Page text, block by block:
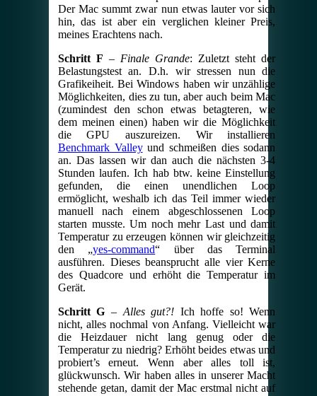
Der Mac summt zwar nun etwas lauter vor sich
hin, das ist aber ein verglichen kleiner Preis,
meines Erachtens nach.
Schritt F – Finale Grande: Zuletzt steht der
Belastungstest an. D.h. wir stressen nun die
Grafikeiheit. Bei Windows haben wir unzählige
Möglichkeiten, dies zu tun, aber auch beim Mac
(zumindest den schon etwas betagteren, wie
dem meinen einen) haben wir die Möglichkeit
die GPU auszureizen. Wir installieren
Benchmark Valleyund schmeißen dies sodann
an. Das lassen wir dan auch die nächsten 3-4
Stunden laufen. Ich hab btw. keine Einstellung
gefunden, die einen unendlichen Loop
ermöglicht, weshalb ich das Teil immer wieder
manuell nach einem abgeschlossenen Loop
starten musste. Um noch mehr Last und damit
Temperatur zu erzeugen können wir gleichzeitig
den „yes-command“ über das Terminal
ausführen. Dieses beansprucht alle vier Kerne
des Quadcore und erhöht die Temperatur im
Gerät.
Schritt G – Alles gut?! Ich hoffe so! Wenn
nicht, alles nochmal von Anfang. Vielleicht war
die Heizdauer nicht lang genug oder die
Temperatur zu niedrig? Erhöht beides etwas und
probiert’s erneut. Wenn aber alles toll ist,
glückwunsch. Wir haben alles in unserer Macht
stehende getan, damit der Mac erstmal nicht auf